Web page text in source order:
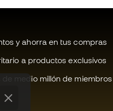
y ahorra en tus compras
a productos exclusivos
de medio millón de miembros